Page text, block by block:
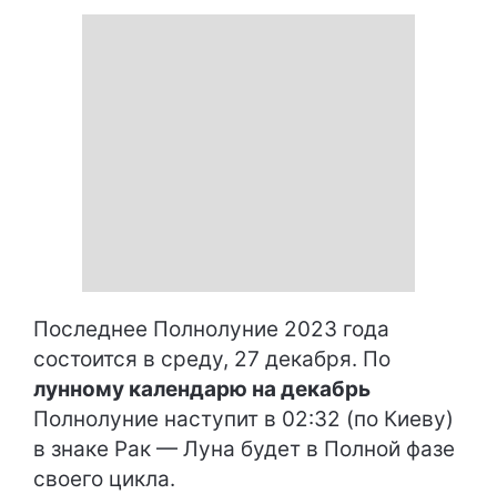
Последнее Полнолуние 2023 года
состоится в среду, 27 декабря. По
лунному календарю на декабрь
Полнолуние наступит в 02:32 (по Киеву)
в знаке Рак — Луна будет в Полной фазе
своего цикла.